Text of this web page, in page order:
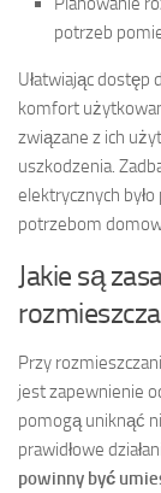
potrzeb
Ułatwiając
komfort
związane z ich
uszkodzenia.
elektrycznych
potrzebom
Jakie są
Przy
jest zapewnienie
pomogą uniknąć
prawidłowe
powinny być